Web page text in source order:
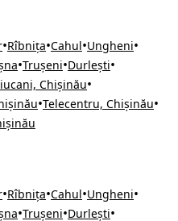
•Rîbnița•Cahul•Ungheni•
•Trușeni•Durlești•
Chișinău•
•Telecentru, Chișinău•
•Rîbnița•Cahul•Ungheni•
•Trușeni•Durlești•